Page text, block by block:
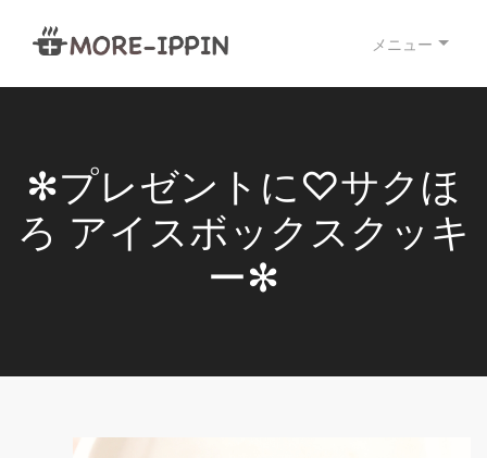
メニュー
✻プレゼントに♡サクほ
ろ アイスボックスクッキ
ー✻